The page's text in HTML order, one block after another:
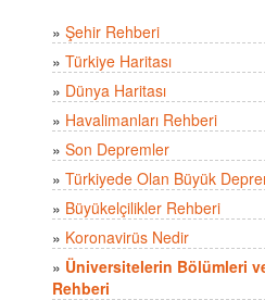
» Şehir Rehberi
» Türkiye Haritası
» Dünya Haritası
» Havalimanları Rehberi
» Son Depremler
» Türkiyede Olan Büyük
» Büyükelçilikler Rehberi
» Koronavirüs Nedir
» Üniversitelerin Bölümleri
Rehberi